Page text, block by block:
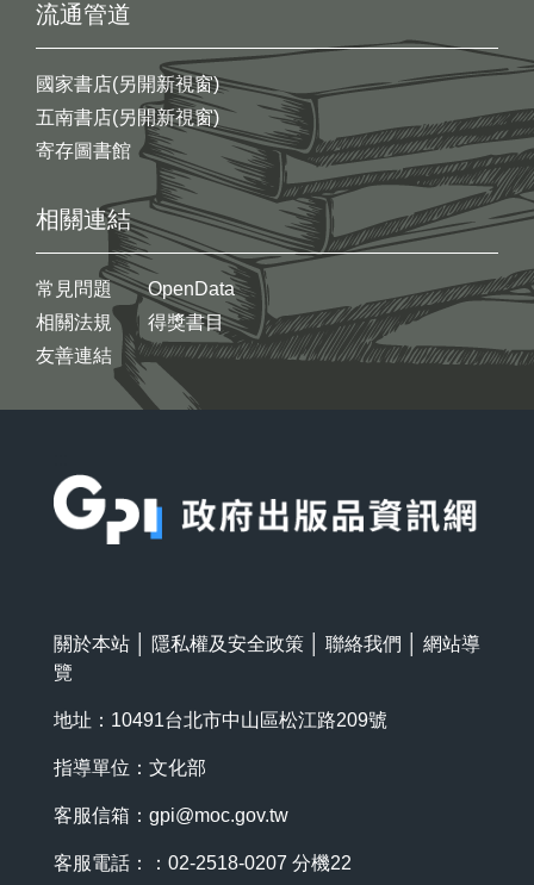
流通管道
國家書店(另開新視窗)
五南書店(另開新視窗)
寄存圖書館
相關連結
常見問題
相關法規
友善連結
OpenData
得獎書目
關於本站 隱私權及安全政策 聯絡我們
網站導
覽
地址：10491台北市中山區松江路209號
指導單位：文化部
客服信箱： gpi@moc.gov.tw
客服電話：：02-2518-0207 分機22